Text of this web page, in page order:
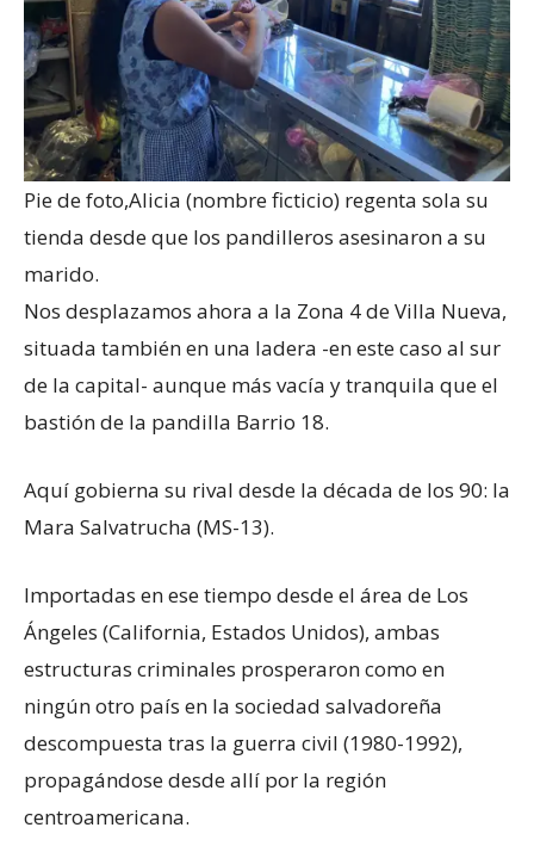
Pie de foto,Alicia (nombre ficticio) regenta sola su
tienda desde que los pandilleros asesinaron a su
marido.
Nos desplazamos ahora a la Zona 4 de Villa Nueva,
situada también en una ladera -en este caso al sur
de la capital- aunque más vacía y tranquila que el
bastión de la pandilla Barrio 18.
Aquí gobierna su rival desde la década de los 90: la
Mara Salvatrucha (MS-13).
Importadas en ese tiempo desde el área de Los
Ángeles (California, Estados Unidos), ambas
estructuras criminales prosperaron como en
ningún otro país en la sociedad salvadoreña
descompuesta tras la guerra civil (1980-1992),
propagándose desde allí por la región
centroamericana.